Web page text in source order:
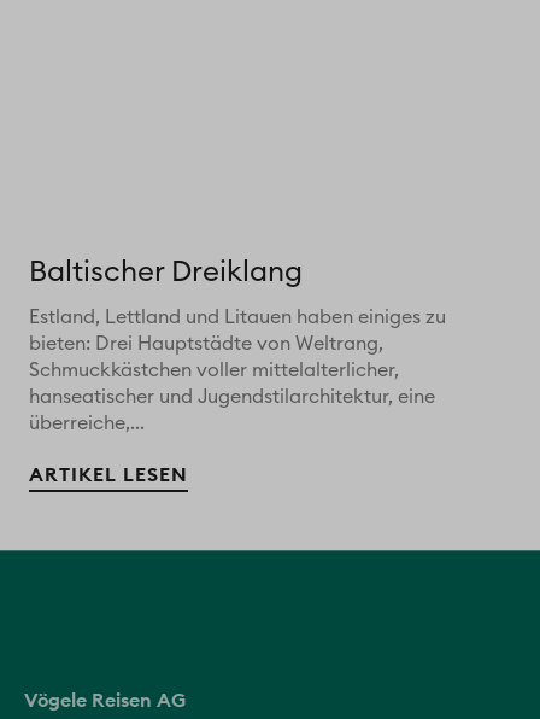
Baltischer Dreiklang
Estland, Lettland und Litauen haben einiges zu
bieten: Drei Hauptstädte von Weltrang,
Schmuckkästchen voller mittelalterlicher,
hanseatischer und Jugendstilarchitektur, eine
überreiche,...
ARTIKEL LESEN
Vögele Reisen AG